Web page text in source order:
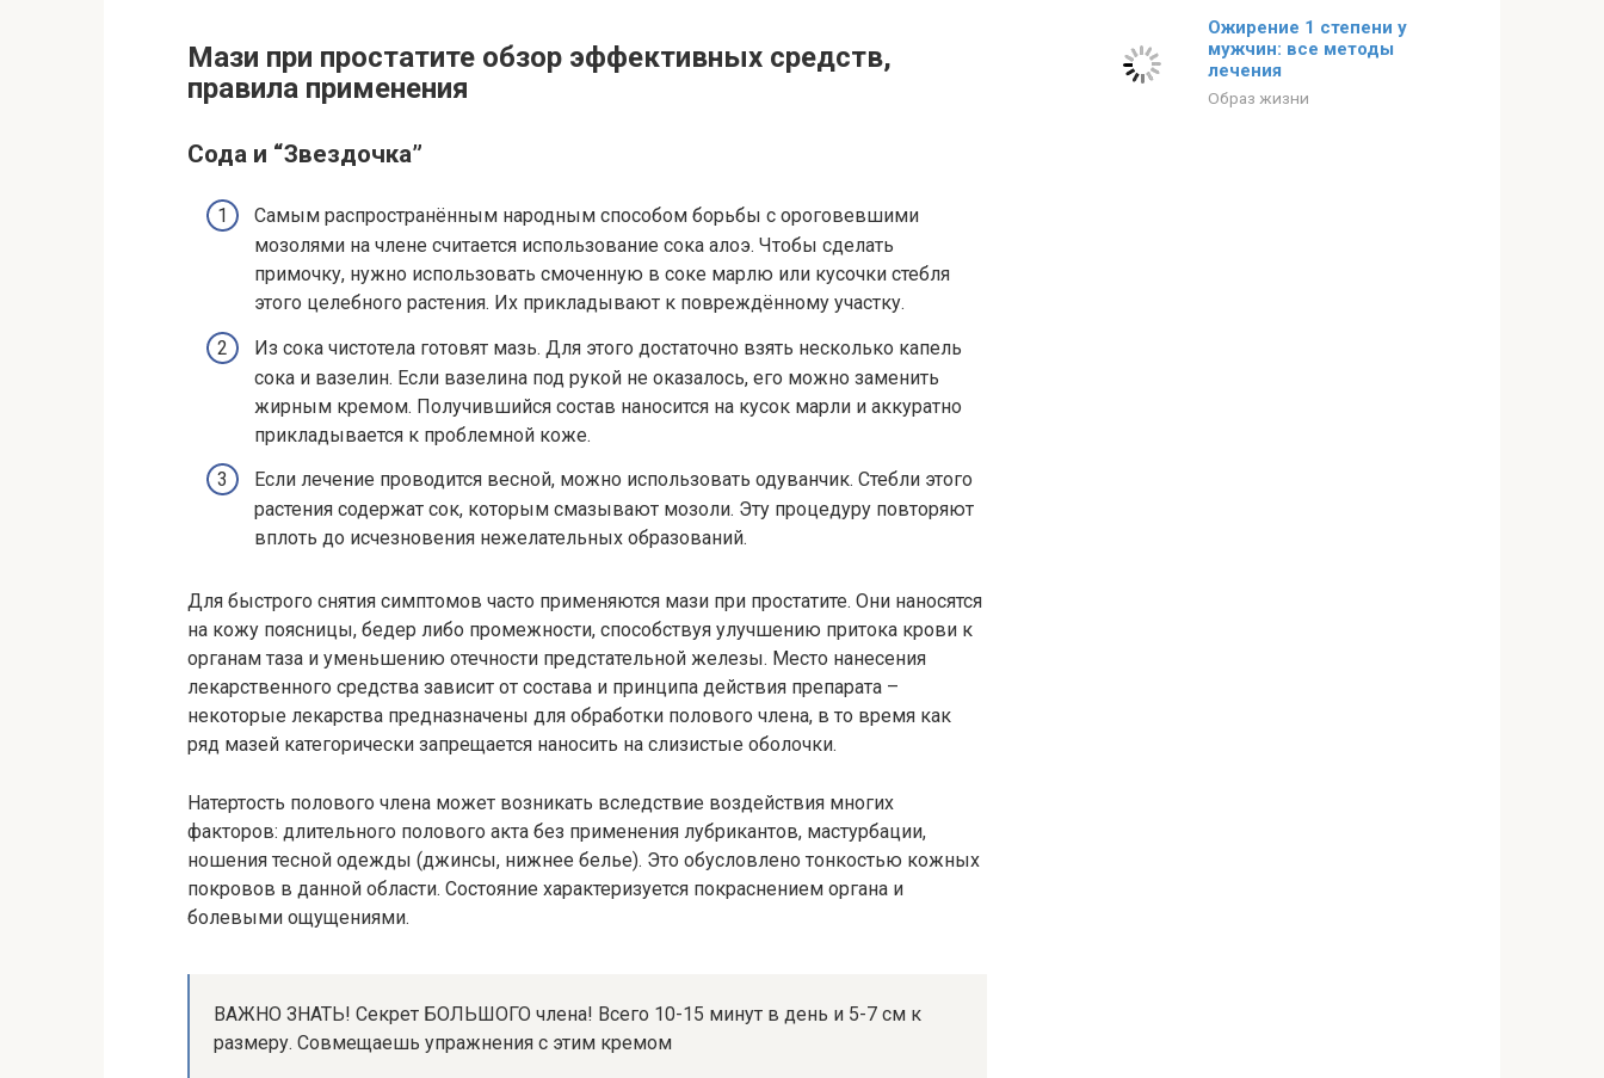
Мази при простатите обзор эффективных средств,
правила применения
Сода и “Звездочка”
Самым распространённым народным способом борьбы с ороговевшими
мозолями на члене считается использование сока алоэ. Чтобы сделать
примочку, нужно использовать смоченную в соке марлю или кусочки стебля
этого целебного растения. Их прикладывают к повреждённому участку.
Из сока чистотела готовят мазь. Для этого достаточно взять несколько капель
сока и вазелин. Если вазелина под рукой не оказалось, его можно заменить
жирным кремом. Получившийся состав наносится на кусок марли и аккуратно
прикладывается к проблемной коже.
Если лечение проводится весной, можно использовать одуванчик. Стебли этого
растения содержат сок, которым смазывают мозоли. Эту процедуру повторяют
вплоть до исчезновения нежелательных образований.
Для быстрого снятия симптомов часто применяются мази при простатите. Они наносятся
на кожу поясницы, бедер либо промежности, способствуя улучшению притока крови к
органам таза и уменьшению отечности предстательной железы. Место нанесения
лекарственного средства зависит от состава и принципа действия препарата –
некоторые лекарства предназначены для обработки полового члена, в то время как
ряд мазей категорически запрещается наносить на слизистые оболочки.
Натертость полового члена может возникать вследствие воздействия многих
факторов: длительного полового акта без применения лубрикантов, мастурбации,
ношения тесной одежды (джинсы, нижнее белье). Это обусловлено тонкостью кожных
покровов в данной области. Состояние характеризуется покраснением органа и
болевыми ощущениями.
ВАЖНО ЗНАТЬ! Секрет БОЛЬШОГО члена! Всего 10-15 минут в день и 5-7 см к
размеру. Совмещаешь упражнения с этим кремом
Ожирение 1 степени у
мужчин: все методы
лечения
Образ жизни